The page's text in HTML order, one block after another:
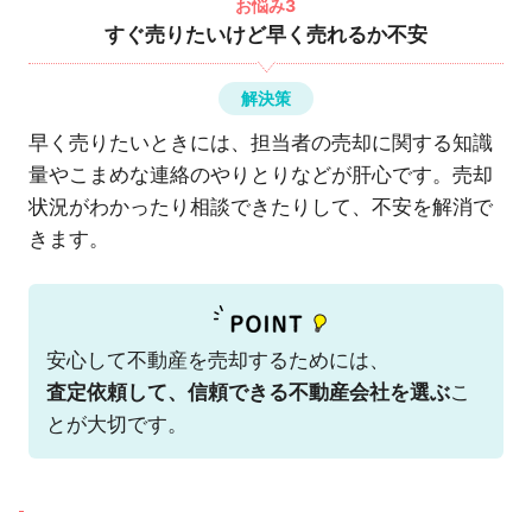
お悩み3
すぐ売りたいけど早く売れるか不安
解決策
早く売りたいときには、担当者の売却に関する知識
量やこまめな連絡のやりとりなどが肝心です。売却
状況がわかったり相談できたりして、不安を解消で
きます。
安心して不動産を売却するためには、
査定依頼して、信頼できる不動産会社を選ぶこ
とが大切です。